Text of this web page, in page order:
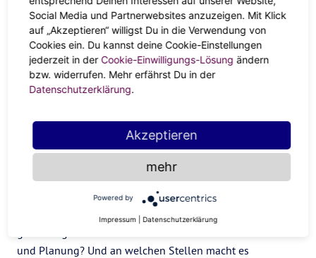
In 5 Steps zum Restart – Dein
“Alles auf Anfang!”-Guide
Mach einen Masterplan
erreichen? Nimm dir jeden Tag ganz bewusst Zeit für dich
– und sei es nur eine halbe Stunde, in der du ungestört
bist. Hier bastelst du an deinem Traum und konkretisierst
deinen Masterplan. Schreib einfach erstmal in Ruhe alle
Steps auf. Danach erscheint vieles gleich viel machbarer
und du bekommst instant einen Überblick. Was kannst du
und Planung? Und an welchen Stellen macht es
Social Media und Partnerwebsites anzuzeigen. Mit Klick
auf „Akzeptieren“ willigst Du in die Verwendung von
Cookies ein. Du kannst deine Cookie-Einstellungen
jederzeit in der Cookie-Einwilligungs-Lösung ändern
bzw. widerrufen. Mehr erfährst Du in der
Datenschutzerklärung.
Akzeptieren
mehr
Powered by
Impressum Datenschutzerklärung